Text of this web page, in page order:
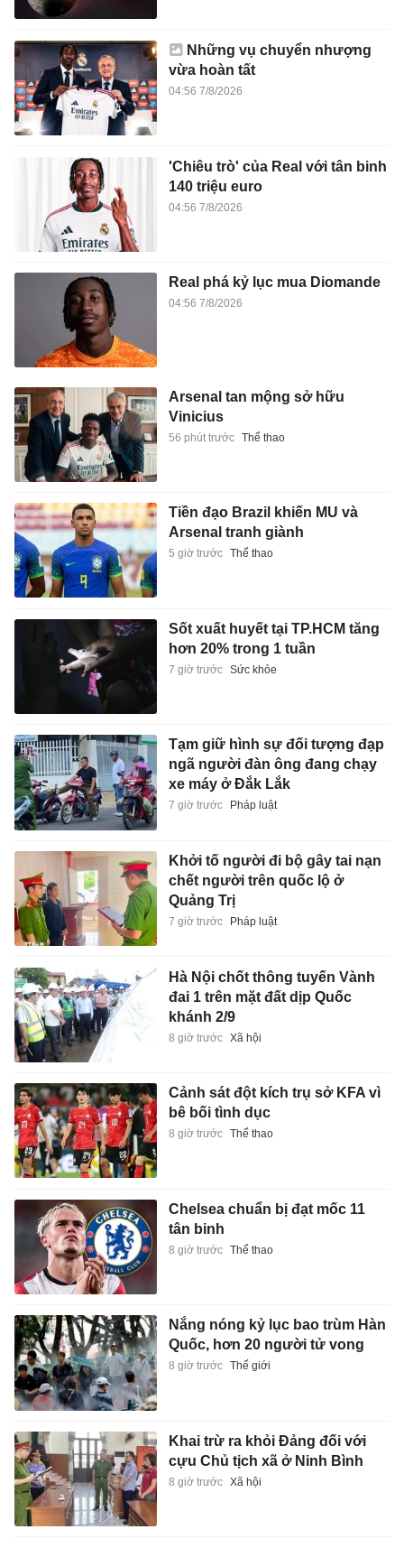
Những vụ chuyển nhượng
vừa hoàn tất
04:56 7/8/2026
'Chiêu trò' của Real với tân binh
140 triệu euro
04:56 7/8/2026
Real phá kỷ lục mua Diomande
04:56 7/8/2026
Arsenal tan mộng sở hữu
Vinicius
56 phút trước Thể thao
Tiền đạo Brazil khiến MU và
Arsenal tranh giành
5 giờ trước Thể thao
Sốt xuất huyết tại TP.HCM tăng
hơn 20% trong 1 tuần
7 giờ trước Sức khỏe
Tạm giữ hình sự đối tượng đạp
ngã người đàn ông đang chạy
xe máy ở Đắk Lắk
7 giờ trước Pháp luật
Khởi tố người đi bộ gây tai nạn
chết người trên quốc lộ ở
Quảng Trị
7 giờ trước Pháp luật
Hà Nội chốt thông tuyến Vành
đai 1 trên mặt đất dịp Quốc
khánh 2/9
8 giờ trước Xã hội
Cảnh sát đột kích trụ sở KFA vì
bê bối tình dục
8 giờ trước Thể thao
Chelsea chuẩn bị đạt mốc 11
tân binh
8 giờ trước Thể thao
Nắng nóng kỷ lục bao trùm Hàn
Quốc, hơn 20 người tử vong
8 giờ trước Thế giới
Khai trừ ra khỏi Đảng đối với
cựu Chủ tịch xã ở Ninh Bình
8 giờ trước Xã hội